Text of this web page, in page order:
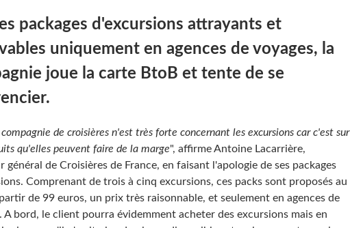
packages d'excursions attrayants et
uniquement en agences de voyages, la
joue la carte BtoB et tente de se
de croisières n'est très forte concernant les excursions car c'est sur
qu'elles peuvent faire de la marge", affirme Antoine Lacarrière,
général de Croisières de France, en faisant l'apologie de ses packages
Comprenant de trois à cinq excursions, ces packs sont proposés au
de 99 euros, un prix très raisonnable, et seulement en agences de
A bord, le client pourra évidemment acheter des excursions mais en